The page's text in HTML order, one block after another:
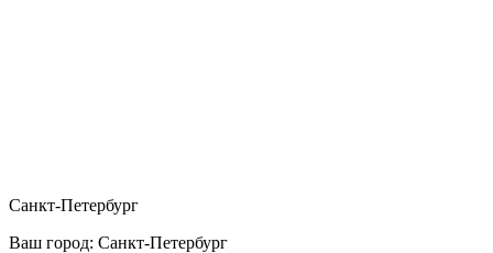
Санкт-Петербург
Ваш город: Санкт-Петербург